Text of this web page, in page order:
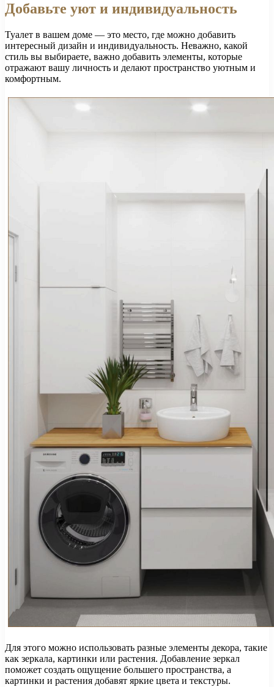
Добавьте уют и индивидуальность
Туалет в вашем доме — это место, где можно добавить
интересный дизайн и индивидуальность. Неважно, какой
стиль вы выбираете, важно добавить элементы, которые
отражают вашу личность и делают пространство уютным и
комфортным.
Для этого можно использовать разные элементы декора, такие
как зеркала, картинки или растения. Добавление зеркал
поможет создать ощущение большего пространства, а
картинки и растения добавят яркие цвета и текстуры.